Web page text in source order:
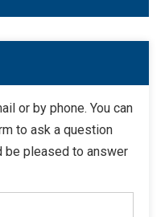
or by phone. You can
to ask a question
be pleased to answer